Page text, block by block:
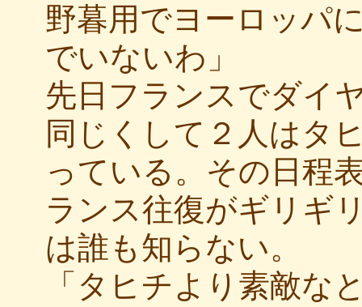
野暮用でヨーロッパ
でいないわ」
先日フランスでダイ
同じくして２人はタ
っている。その日程
ランス往復がギリギ
は誰も知らない。
「タヒチより素敵な